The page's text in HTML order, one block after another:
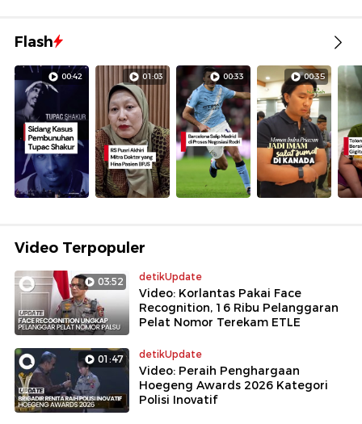
Flash
00:42 01:03 00:33 00:35
Video Terpopuler
03:52 detikUpdate
Video: Korlantas Pakai Face
Recognition, 16 Ribu Pelanggaran
Pelat Nomor Terekam ETLE
01:47 detikUpdate
Video: Peraih Penghargaan
Hoegeng Awards 2026 Kategori
Polisi Inovatif